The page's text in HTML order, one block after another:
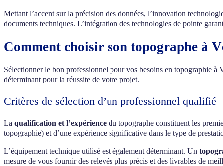
Mettant l’accent sur la précision des données, l’innovation
documents techniques. L’intégration des technologies de pointe
Comment choisir son topographe à
Sélectionner le bon professionnel pour vos besoins en topographie
déterminant pour la réussite de votre projet.
Critères de sélection d’un professionnel qualifié
La qualification et l’expérience du topographe constituent les
topographie) et d’une expérience significative dans le type de
L’équipement technique utilisé est également déterminant. Un
mesure de vous fournir des relevés plus précis et des livrables de